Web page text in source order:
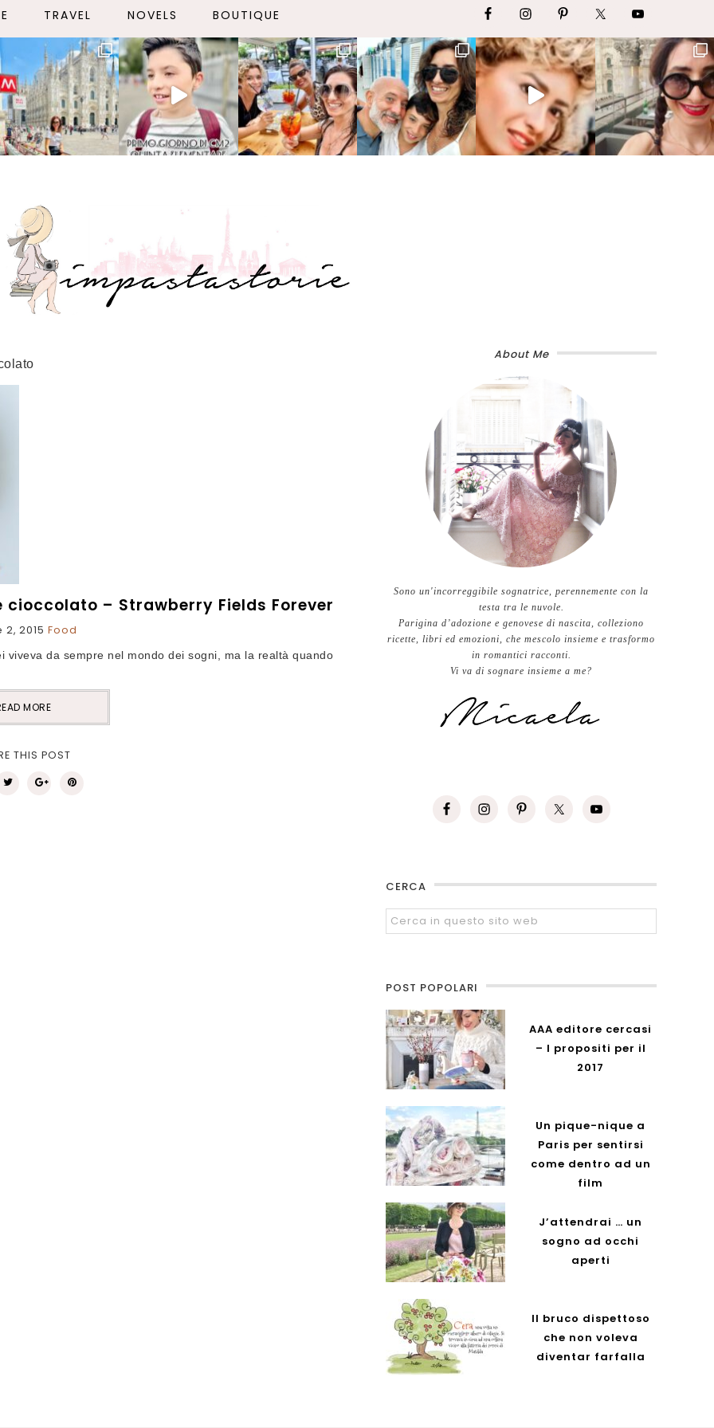
TRAVEL NOVELS BOUTIQUE
– Strawberry Fields Forever
2, 2015 Food
da sempre nel mondo dei sogni, ma la realtà quando
MORE
THIS POST
About Me
Sono un'incorreggibile sognatrice, perennemente con la
testa tra le nuvole.
Parigina d’adozione e genovese di nascita, colleziono
ricette, libri ed emozioni, che mescolo insieme e trasformo
in romantici racconti.
Vi va di sognare insieme a me?
CERCA
POST POPOLARI
AAA editore cercasi
– I propositi per il
2017
Un pique-nique a
Paris per sentirsi
come dentro ad un
film
J’attendrai … un
sogno ad occhi
aperti
Il bruco dispettoso
che non voleva
diventar farfalla